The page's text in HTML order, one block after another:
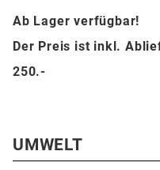
Ab Lager verfügbar!
Der Preis ist inkl.
250.-
UMWELT